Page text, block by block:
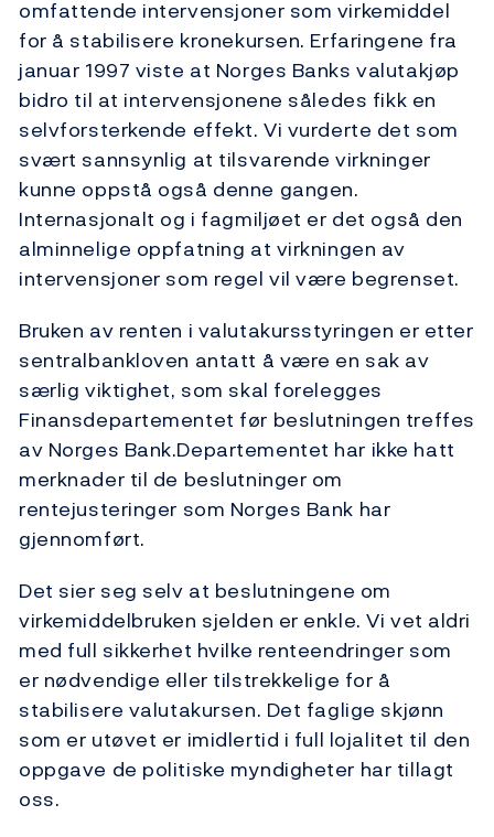
omfattende intervensjoner som virkemiddel
for å stabilisere kronekursen. Erfaringene fra
januar 1997 viste at Norges Banks valutakjøp
bidro til at intervensjonene således fikk en
selvforsterkende effekt. Vi vurderte det som
svært sannsynlig at tilsvarende virkninger
kunne oppstå også denne gangen.
Internasjonalt og i fagmiljøet er det også den
alminnelige oppfatning at virkningen av
intervensjoner som regel vil være begrenset.
Bruken av renten i valutakursstyringen er etter
sentralbankloven antatt å være en sak av
særlig viktighet, som skal forelegges
Finansdepartementet før beslutningen treffes
av Norges Bank.Departementet har ikke hatt
merknader til de beslutninger om
rentejusteringer som Norges Bank har
gjennomført.
Det sier seg selv at beslutningene om
virkemiddelbruken sjelden er enkle. Vi vet aldri
med full sikkerhet hvilke renteendringer som
er nødvendige eller tilstrekkelige for å
stabilisere valutakursen. Det faglige skjønn
som er utøvet er imidlertid i full lojalitet til den
oppgave de politiske myndigheter har tillagt
oss.